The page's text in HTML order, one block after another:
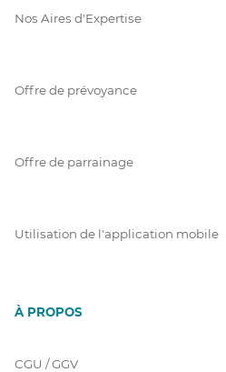
Nos Aires d'Expertise
Offre de prévoyance
Offre de parrainage
Utilisation de l'application mobile
À PROPOS
CGU / GGV